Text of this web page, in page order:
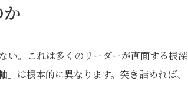
い。これは多くのリーダーが直面する根深
は根本的に異なります。突き詰めれば、